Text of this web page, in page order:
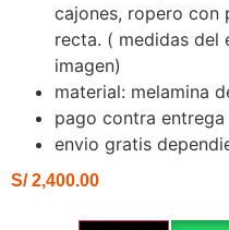
cajones, ropero con
recta. ( medidas del
imagen)
material: melamina
pago contra entrega
envio gratis
S/2,400.00